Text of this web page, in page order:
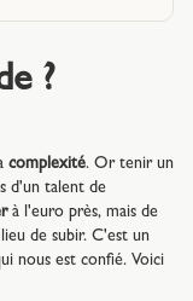
?
complexité. Or tenir un
d'un talent de
à l'euro près, mais de
de subir. C'est un
nous est confié. Voici